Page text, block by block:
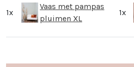
1x
Vaas met pampas
pluimen XL
1x